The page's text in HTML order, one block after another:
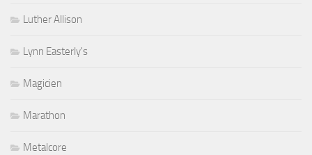
Luther Allison
Lynn Easterly's
Magicien
Marathon
Metalcore